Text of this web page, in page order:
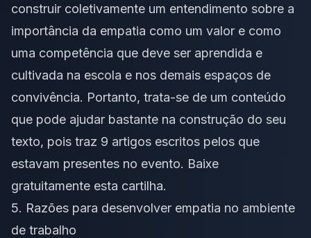
construir coletivamente um entendimento sobre a
importância da empatia como um valor e como
uma competência que deve ser aprendida e
cultivada na escola e nos demais espaços de
convivência. Portanto, trata-se de um conteúdo
que pode ajudar bastante na construção do seu
texto, pois traz 9 artigos escritos pelos que
estavam presentes no evento. Baixe
gratuitamente esta cartilha.
5. Razões para desenvolver empatia no ambiente
de trabalho